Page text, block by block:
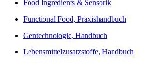
Food Ingredients & Sensorik
Functional Food, Praxishandbuch
Gentechnologie, Handbuch
Lebensmittelzusatzstoffe, Handbuch